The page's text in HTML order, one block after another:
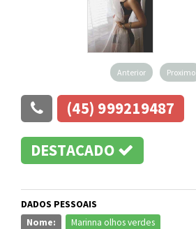
Anterior Proximo
(45) 999219487
DESTACADO
DADOS PESSOAIS
Nome: Marinna olhos verdes